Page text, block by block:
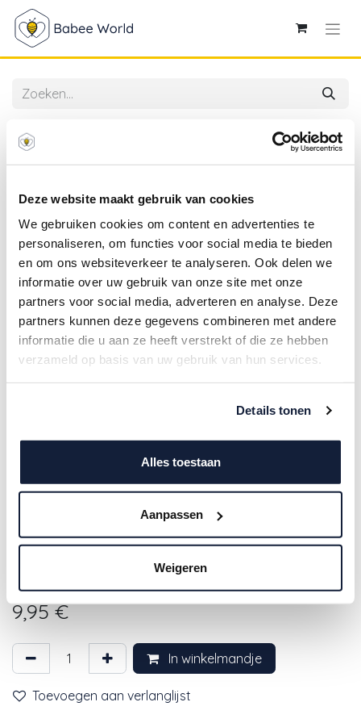
Deze website maakt gebruik van cookies
We gebruiken cookies om content en advertenties te
personaliseren, om functies voor social media te bieden
en om ons websiteverkeer te analyseren. Ook delen we
informatie over uw gebruik van onze site met onze
partners voor social media, adverteren en analyse. Deze
partners kunnen deze gegevens combineren met andere
informatie die u aan ze heeft verstrekt of die ze hebben
verzameld op basis van uw gebruik van hun services.
Details tonen
Alles toestaan
Aanpassen
Weigeren
Meyco | Hoeslaken Forest Animal Jersey Sand
60x120cm
Meyco | Hoeslaken Forest Animal
Jersey Sand 60x120cm
9,95€
In winkelmandje
Toevoegen aan verlanglijst